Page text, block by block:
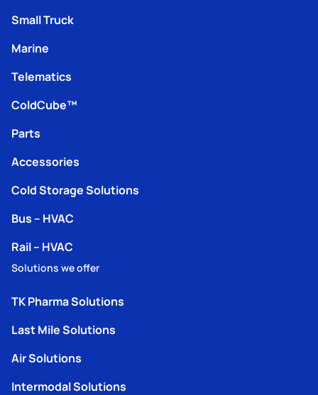
Small Truck
Marine
Telematics
ColdCube™
Parts
Accessories
Cold Storage Solutions
Bus – HVAC
Rail – HVAC
Solutions we offer
TK Pharma Solutions
Last Mile Solutions
Air Solutions
Intermodal Solutions